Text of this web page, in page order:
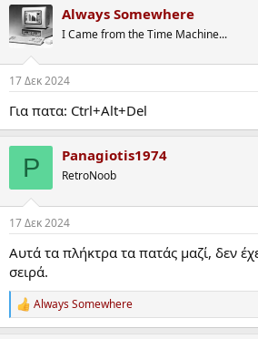
c
t
i
s
Always Somewhere
I Came from the Time Machine...
17 Δεκ 2024
Για πατα: Ctrl+Alt+Del
P Panagiotis1974
RetroNoob
17 Δεκ 2024
Αυτά τα πλήκτρα τα πατάς μαζί, δεν
σειρά.
R
e
Always Somewhere